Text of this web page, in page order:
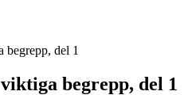
begrepp, del 1
begrepp, del 1